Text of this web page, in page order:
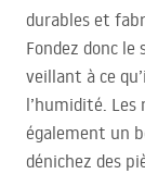
durables et
Fondez donc le
veillant à ce
l’humidité. Les
également un
dénichez des